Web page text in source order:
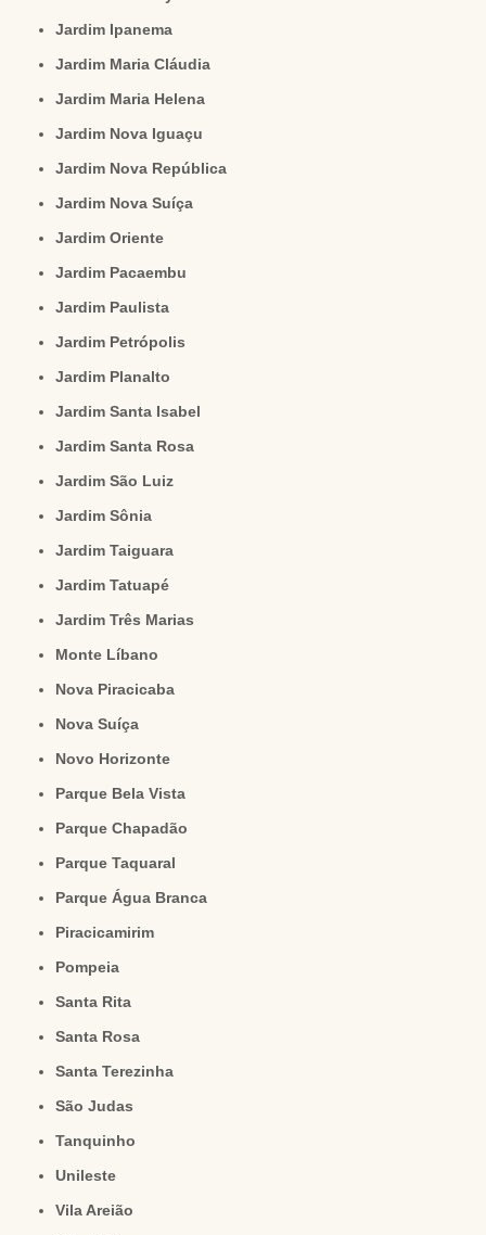
Jardim Ipanema
Jardim Maria Cláudia
Jardim Maria Helena
Jardim Nova Iguaçu
Jardim Nova República
Jardim Nova Suíça
Jardim Oriente
Jardim Pacaembu
Jardim Paulista
Jardim Petrópolis
Jardim Planalto
Jardim Santa Isabel
Jardim Santa Rosa
Jardim São Luiz
Jardim Sônia
Jardim Taiguara
Jardim Tatuapé
Jardim Três Marias
Monte Líbano
Nova Piracicaba
Nova Suíça
Novo Horizonte
Parque Bela Vista
Parque Chapadão
Parque Taquaral
Parque Água Branca
Piracicamirim
Pompeia
Santa Rita
Santa Rosa
Santa Terezinha
São Judas
Tanquinho
Unileste
Vila Areião